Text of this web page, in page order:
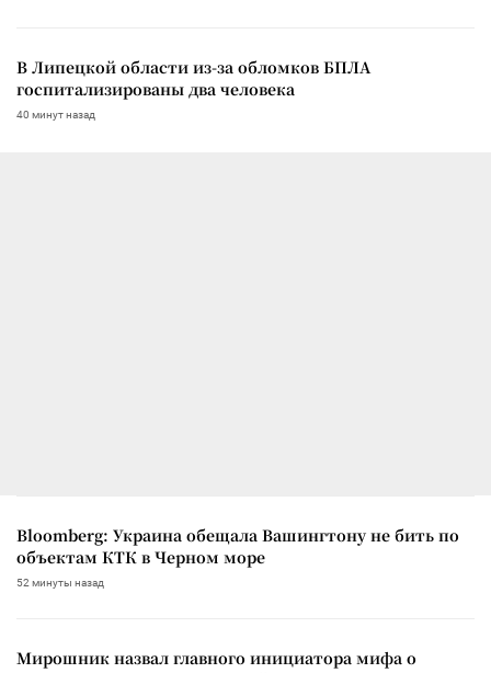
В Липецкой области из-за обломков БПЛА
госпитализированы два человека
40 минут назад
Bloomberg: Украина обещала Вашингтону не бить по
объектам КТК в Черном море
52 минуты назад
Мирошник назвал главного инициатора мифа о